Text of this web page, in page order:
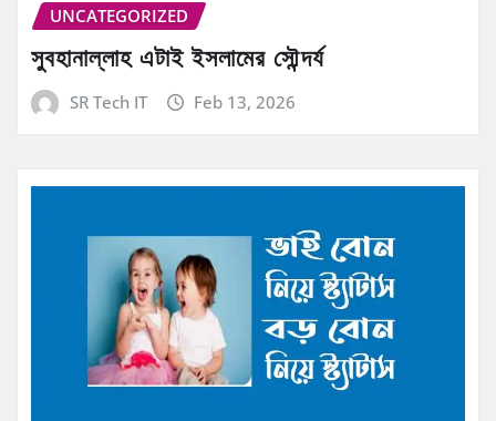
UNCATEGORIZED
সুবহানাল্লাহ এটাই ইসলামের সৌন্দর্য
SR Tech IT Feb 13, 2026